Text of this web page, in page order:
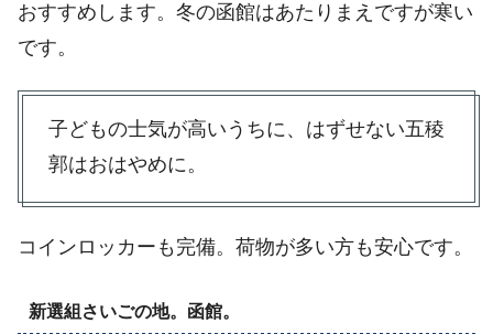
おすすめします。冬の函館はあたりまえですが寒い
です。
子どもの士気が高いうちに、はずせない五稜
郭はおはやめに。
コインロッカーも完備。荷物が多い方も安心です。
新選組さいごの地。函館。